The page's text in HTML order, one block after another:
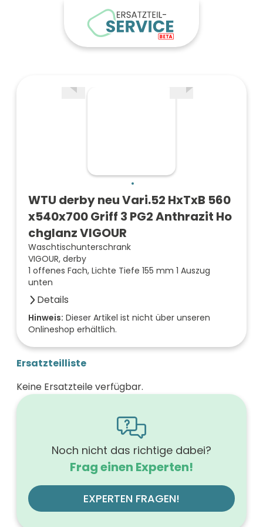
WTU derby neu Vari.52 HxTxB 560
x540x700 Griff 3 PG2 Anthrazit Ho
chglanz VIGOUR
Waschtischunterschrank
VIGOUR, derby
1 offenes Fach, Lichte Tiefe 155 mm 1 Auszug
unten
Details
Anzahl der Fächer (Stück)
anthrazit
Breite (mm)
Höhe (mm)
Griffleiste
Ausführung der Beleuchtung
Werkstoff der Front
MDF-Trägerplatte mit Thermofolie
Farbe des Korpus
Hinweis: Dieser Artikel ist nicht über unseren
Onlineshop erhältlich.
Ersatzteilliste
Keine Ersatzteile verfügbar.
Noch nicht das richtige dabei?
Frag einen Experten!
EXPERTEN FRAGEN!